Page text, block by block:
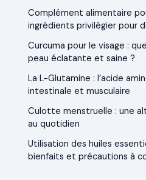
Complément alimentaire
ingrédients privilégier pour
Curcuma pour le visage :
peau éclatante et saine ?
La L-Glutamine : l’acide
intestinale et musculaire
Culotte menstruelle : une
au quotidien
Utilisation des huiles
bienfaits et précautions à